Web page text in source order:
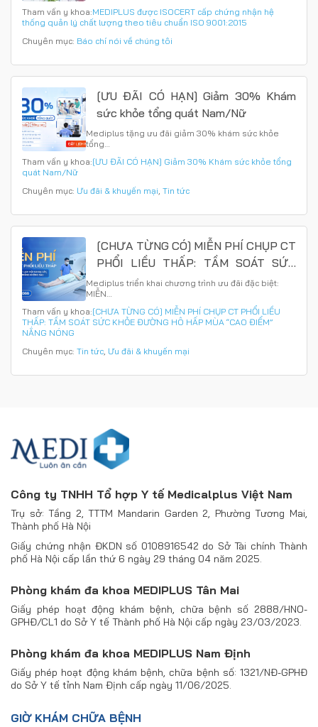
Tham vấn y khoa:MEDIPLUS được ISOCERT cấp chứng nhận hệ
thống quản lý chất lượng theo tiêu chuẩn ISO 9001:2015
Chuyên mục: Báo chí nói về chúng tôi
[ƯU ĐÃI CÓ HẠN] Giảm 30% Khám
sức khỏe tổng quát Nam/Nữ
Mediplus tặng ưu đãi giảm 30% khám sức khỏe
tổng…
Tham vấn y khoa:[ƯU ĐÃI CÓ HẠN] Giảm 30% Khám sức khỏe tổng
quát Nam/Nữ
Chuyên mục: Ưu đãi & khuyến mại, Tin tức
[CHƯA TỪNG CÓ] MIỄN PHÍ CHỤP CT
PHỔI LIỀU THẤP: TẦM SOÁT SỨC
KHỎE ĐƯỜNG HÔ HẤP MÙA “CAO
ĐIỂM” NẮNG NÓNG
Mediplus triển khai chương trình ưu đãi đặc biệt:
MIỄN…
Tham vấn y khoa:[CHƯA TỪNG CÓ] MIỄN PHÍ CHỤP CT PHỔI LIỀU
THẤP: TẦM SOÁT SỨC KHỎE ĐƯỜNG HÔ HẤP MÙA “CAO ĐIỂM”
NẮNG NÓNG
Chuyên mục: Tin tức, Ưu đãi & khuyến mại
Công ty TNHH Tổ hợp Y tế Medicalplus Việt Nam
Trụ sở: Tầng 2, TTTM Mandarin Garden 2, Phường Tương Mai,
Thành phố Hà Nội
Giấy chứng nhận ĐKDN số 0108916542 do Sở Tài chính Thành
phố Hà Nội cấp lần thứ 6 ngày 29 tháng 04 năm 2025.
Phòng khám đa khoa MEDIPLUS Tân Mai
Giấy phép hoạt động khám bệnh, chữa bệnh số 2888/HNO-
GPHĐ/CL1 do Sở Y tế Thành phố Hà Nội cấp ngày 23/03/2023.
Phòng khám đa khoa MEDIPLUS Nam Định
Giấy phép hoạt động khám bệnh, chữa bệnh số: 1321/NĐ-GPHĐ
do Sở Y tế tỉnh Nam Định cấp ngày 11/06/2025.
GIỜ KHÁM CHỮA BỆNH